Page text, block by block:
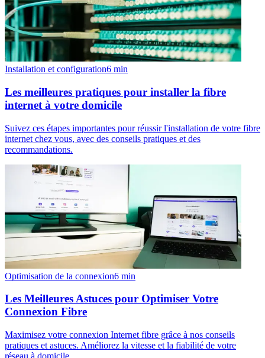
Installation et configuration6 min
Les meilleures pratiques pour installer la fibre
internet à votre domicile
Suivez ces étapes importantes pour réussir l'installation de votre fibre
internet chez vous, avec des conseils pratiques et des
recommandations.
Optimisation de la connexion6 min
Les Meilleures Astuces pour Optimiser Votre
Connexion Fibre
Maximisez votre connexion Internet fibre grâce à nos conseils
pratiques et astuces. Améliorez la vitesse et la fiabilité de votre
réseau à domicile.